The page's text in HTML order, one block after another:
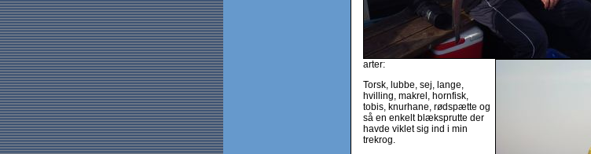
arter:
Torsk, lubbe, sej, lange,
hvilling, makrel, hornfisk,
tobis, knurhane, rødspætte og
så en enkelt blæksprutte der
havde viklet sig ind i min
trekrog.